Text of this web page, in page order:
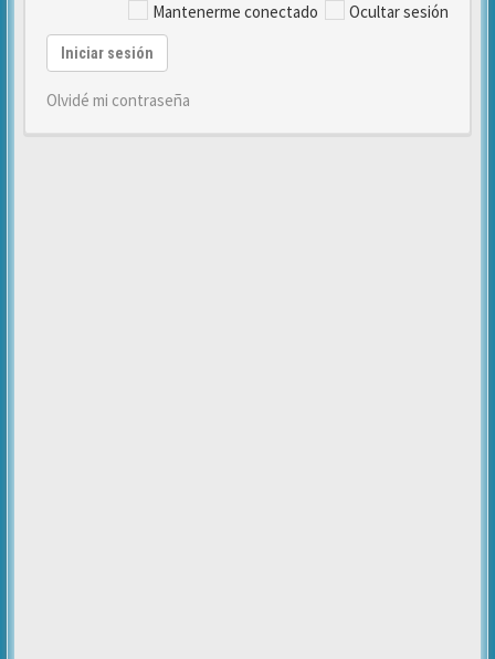
Mantenerme conectado Ocultar sesión
Iniciar sesión
Olvidé mi contraseña